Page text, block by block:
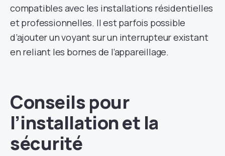
compatibles avec les installations résidentielles
et professionnelles. Il est parfois possible
d’ajouter un voyant sur un interrupteur existant
en reliant les bornes de l’appareillage.
Conseils pour
l’installation et la
sécurité